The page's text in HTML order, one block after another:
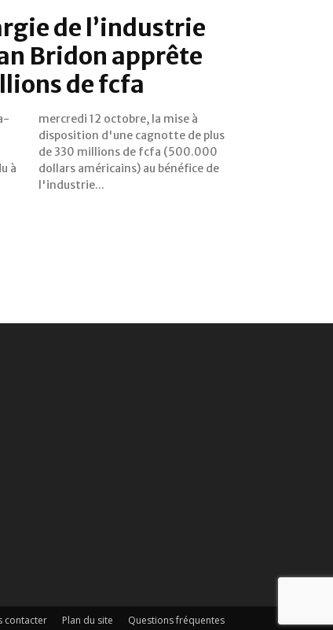
de l’industrie
Bridon apprête
de fcfa
à
de
l'industrie...
contacter Plan du site Questions fréquentes